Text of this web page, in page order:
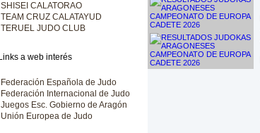
SHISEI CALATORAO
TEAM CRUZ CALATAYUD
TERUEL JUDO CLUB
Federación Española de Judo
Federación Internacional de Judo
Juegos Esc. Gobierno de Aragón
Unión Europea de Judo